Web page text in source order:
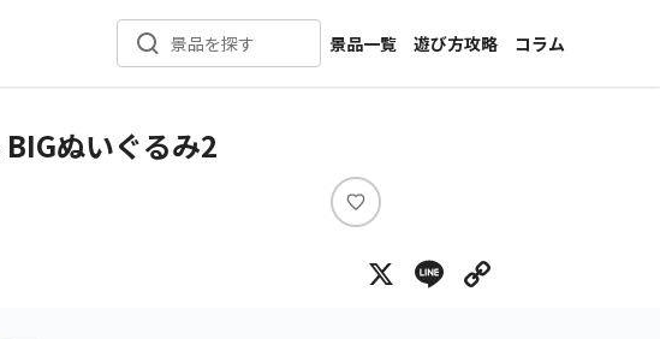
景品を探す
景品一覧
新着景品
メーカー一覧
遊び方攻略
コラム
インタビュー
BIGぬいぐるみ2
い
ね
X Line